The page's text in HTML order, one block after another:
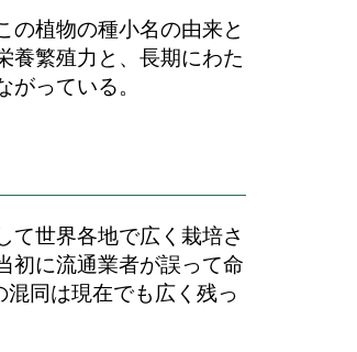
の植物の種小名の由来と
養繁殖力と、長期にわた
っている。
て世界各地で広く栽培さ
初に流通業者が誤って命
混同は現在でも広く残っ